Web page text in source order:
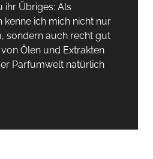
ihr Übriges: Als
ich mich nicht nur
sondern auch recht gut
Ölen und Extrakten
Parfumwelt natürlich